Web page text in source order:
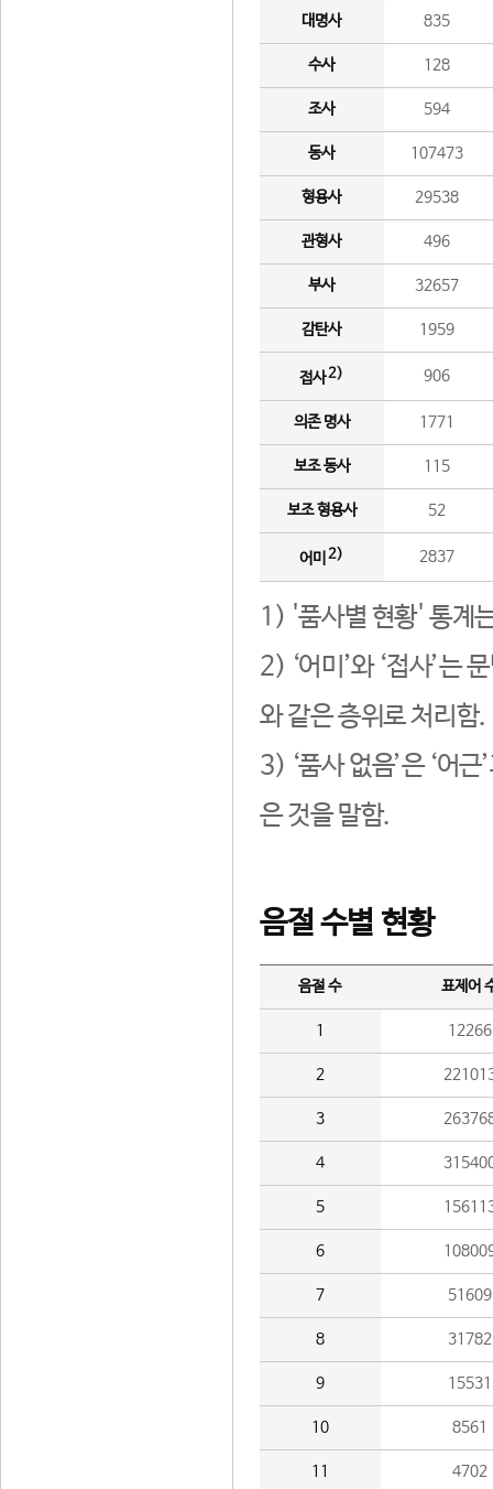
대명사 835
수사 128
조사 594
동사 107473
형용사 29538
관형사 496
부사 32657
감탄사 1959
접사2) 906
의존 명사 1771
보조 동사 115
보조 형용사 52
어미 2) 2837
1) '품사별 현황' 통계
2) ‘어미’와 ‘접사’는
와 같은 층위로 처리함.
3) ‘품사 없음’은 ‘어
은 것을 말함.
음절 수별 현황
음절 수 표제어
1 12266
2
3
4
5
6
7 51609
8 31782
9 15531
10 8561
11 4702